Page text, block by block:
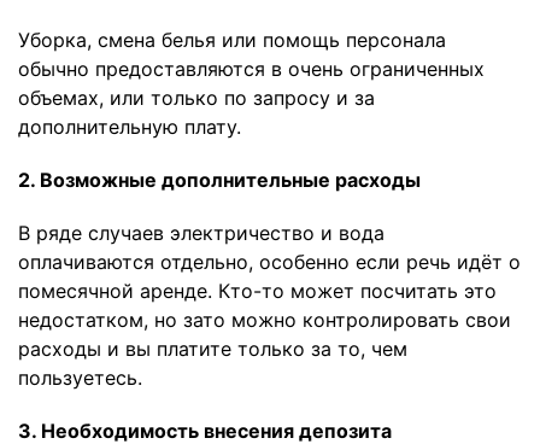
Уборка, смена белья или помощь персонала
обычно предоставляются в очень ограниченных
объемах, или только по запросу и за
дополнительную плату.
2. Возможные дополнительные расходы
В ряде случаев электричество и вода
оплачиваются отдельно, особенно если речь идёт о
помесячной аренде. Кто-то может посчитать это
недостатком, но зато можно контролировать свои
расходы и вы платите только за то, чем
пользуетесь.
3. Необходимость внесения депозита